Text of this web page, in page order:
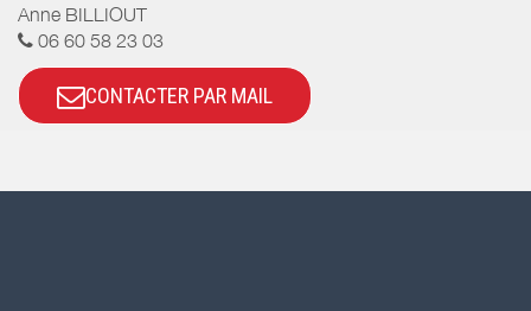
Anne BILLIOUT
06 60 58 23 03
CONTACTER PAR MAIL